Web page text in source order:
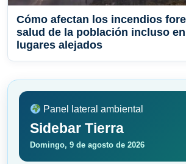
Cómo afectan los incendios
salud de la población incluso en
lugares alejados
Panel lateral ambiental
Sidebar Tierra
Domingo, 9 de agosto de 2026